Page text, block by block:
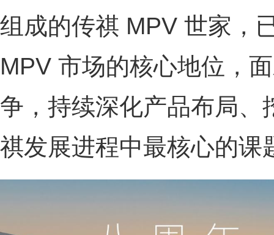
组成的传祺 MPV 世家，
MPV 市场的核心地位，
争，持续深化产品布局、
祺发展进程中最核心的课